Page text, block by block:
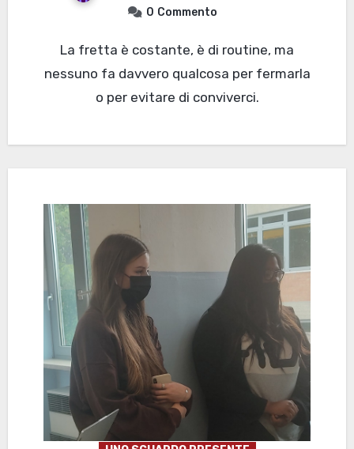
0 Commento
La fretta è costante, è di routine, ma
nessuno fa davvero qualcosa per fermarla
o per evitare di conviverci.